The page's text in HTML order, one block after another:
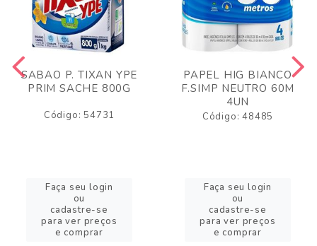
SABAO P. TIXAN YPE
PRIM SACHE 800G
Código: 54731
Faça seu login
ou
cadastre-se
para ver preços
e comprar
PAPEL HIG BIANCO
F.SIMP NEUTRO 60M
4UN
Código: 48485
Faça seu login
ou
cadastre-se
para ver preços
e comprar